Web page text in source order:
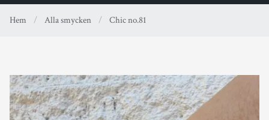
Hem / Alla smycken / Chic no.81